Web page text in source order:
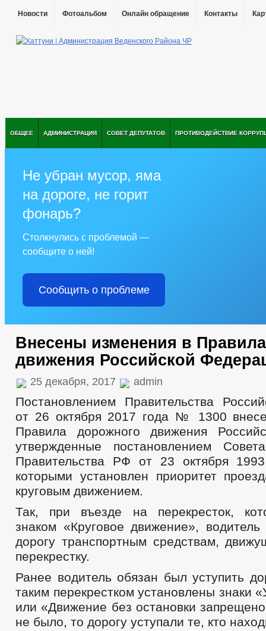
Новости Фотоальбом Онлайн обращение Контакты
ОБЩЕЕ АДМИНИСТРАЦИЯ СОВЕТ ДЕПУТАТОВ ПРОТИВОДЕЙСТВИЕ
Не убран мусор, яма
на дороге, не горит
фонарь?
Столкнулись с проблемой —
сообщите о ней!
Сообщить о проблеме
Внесены изменения в
движения Российской
25 декабря, 2017 admin
Постановлением Правительства
от 26 октября 2017 года № 1300
Правила дорожного движения
утвержденные постановлением
Правительства РФ от 23 октября
которыми установлен приоритет
круговым движением.
Так, при въезде на перекресток,
знаком «Круговое движение», водитель
дорогу транспортным средствам,
перекрестку.
Ранее водитель обязан был уступить
таким перекрестком установлены знаки
или «Движение без остановки
не было, то дорогу уступали те, кто